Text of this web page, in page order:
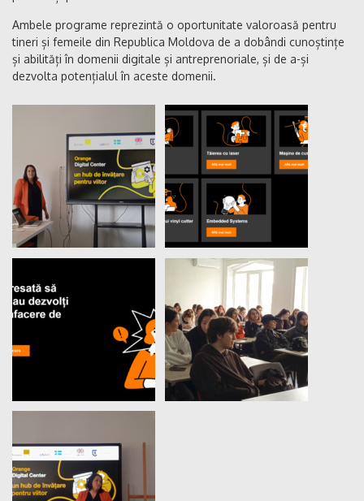
Ambele programe reprezintă o oportunitate valoroasă pentru
tineri și femeile din Republica Moldova de a dobândi cunoștințe
și abilități în domenii digitale și antreprenoriale, și de a-și
dezvolta potențialul în aceste domenii.